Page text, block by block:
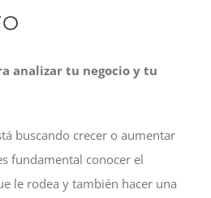
analizar tu negocio y tu
buscando crecer o aumentar
fundamental conocer el
le rodea y también hacer una